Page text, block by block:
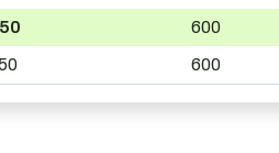
600
600